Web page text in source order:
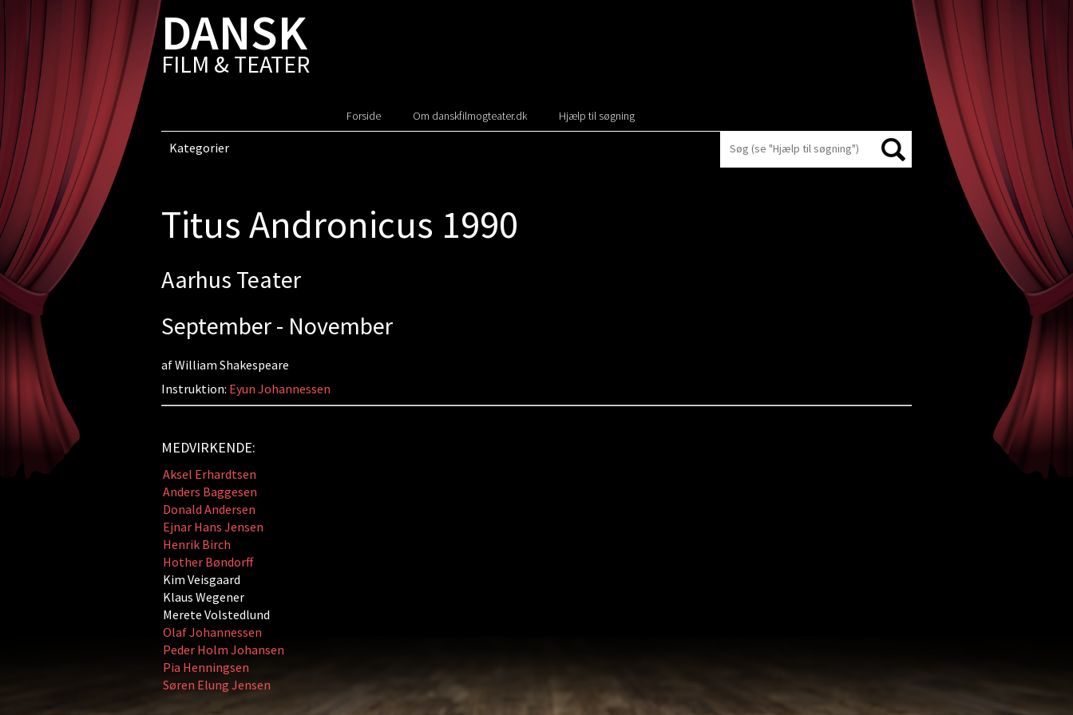
DANSK
FILM & TEATER
Forside Om danskfilmogteater.dk Hjælp til søgning
Kategorier
Titus Andronicus 1990
Aarhus Teater
September - November
af William Shakespeare
Instruktion: Eyun Johannessen
MEDVIRKENDE:
Aksel Erhardtsen
Anders Baggesen
Donald Andersen
Ejnar Hans Jensen
Henrik Birch
Hother Bøndorff
Kim Veisgaard
Klaus Wegener
Merete Volstedlund
Olaf Johannessen
Peder Holm Johansen
Pia Henningsen
Søren Elung Jensen